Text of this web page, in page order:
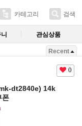
카테고리 검색
관심상품
Recent
0
dt2840e) 14k
폰